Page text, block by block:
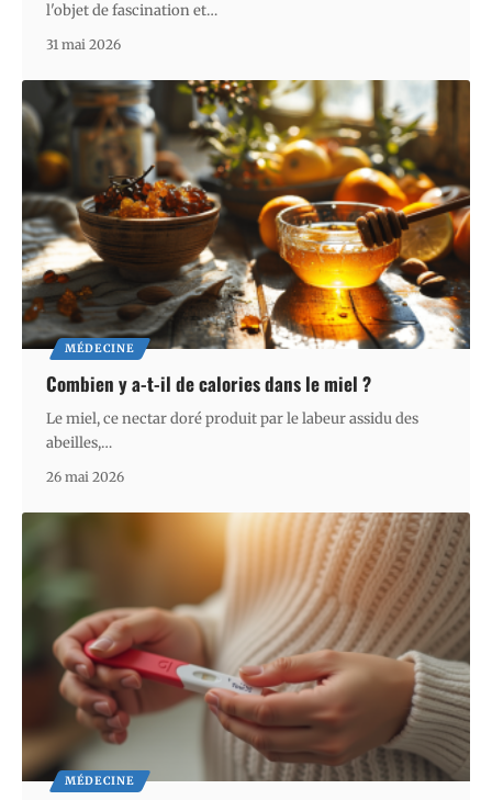
l'objet de fascination et…
31 mai 2026
MÉDECINE
Combien y a-t-il de calories dans le miel ?
Le miel, ce nectar doré produit par le labeur assidu des
abeilles,…
26 mai 2026
MÉDECINE